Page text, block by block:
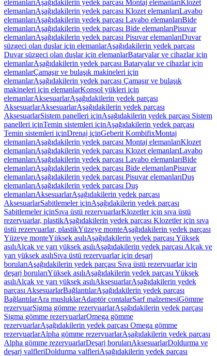
elemanlarıAşağıdakilerin yedek parçası Montaj elemanlarıKlozet
elemanlarıAşağıdakilerin yedek parçası Klozet elemanlarıLavabo
elemanlarıAşağıdakilerin yedek parçası Lavabo elemanlarıBide
elemanlarıAşağıdakilerin yedek parçası Bide elemanlarıPisuvar
elemanlarıAşağıdakilerin yedek parçası Pisuvar elemanlarıDuvar
süzgeci olan duşlar için elemanlarAşağıdakilerin yedek parçası
Duvar süzgeci olan duşlar için elemanlarBataryalar ve cihazlar için
elemanlarAşağıdakilerin yedek parçası Bataryalar ve cihazlar için
elemanlarÇamaşır ve bulaşık makineleri için
elemanlarAşağıdakilerin yedek parçası Çamaşır ve bulaşık
makineleri için elemanlarKonsol yükleri için
elemanlarAksesuarlarAşağıdakilerin yedek parçası
AksesuarlarAksesuarlarAşağıdakilerin yedek parçası
AksesuarlarSistem panelleri içinAşağıdakilerin yedek parçası Sistem
panelleri içinTemin sistemleri içinAşağıdakilerin yedek parçası
Temin sistemleri içinDrenaj içinGeberit KombifixMontaj
elemanlarıAşağıdakilerin yedek parçası Montaj elemanlarıKlozet
elemanlarıAşağıdakilerin yedek parçası Klozet elemanlarıLavabo
elemanlarıAşağıdakilerin yedek parçası Lavabo elemanlarıBide
elemanlarıAşağıdakilerin yedek parçası Bide elemanlarıPisuvar
elemanlarıAşağıdakilerin yedek parçası Pisuvar elemanlarıDuş
elemanlarıAşağıdakilerin yedek parçası Duş
elemanlarıAksesuarlarAşağıdakilerin yedek parçası
AksesuarlarSabitlemeler içinAşağıdakilerin yedek parçası
Sabitlemeler içinSıva üstü rezervuarlarKlozetler için sıva üstü
rezervuarlar, plastikAşağıdakilerin yedek parçası Klozetler için sıva
üstü rezervuarlar, plastikYüzeye monteAşağıdakilerin yedek parçası
Yüzeye monteYüksek asılıAşağıdakilerin yedek parçası Yüksek
asılıAlçak ve yarı yüksek asılıAşağıdakilerin yedek parçası Alçak ve
yarı yüksek asılıSıva üstü rezervuarlar için deşarj
borularıAşağıdakilerin yedek parçası Sıva üstü rezervuarlar için
deşarj borularıYüksek asılıAşağıdakilerin yedek parçası Yüksek
asılıAlçak ve yarı yüksek asılıAksesuarlarAşağıdakilerin yedek
parçası AksesuarlarBağlantılarAşağıdakilerin yedek parçası
BağlantılarAra musluklarAdaptör contalarSarf malzemesiGömme
rezervuarSigma gömme rezervuarlarAşağıdakilerin yedek parçası
Sigma gömme rezervuarlarOmega gömme
rezervuarlarAşağıdakilerin yedek parçası Omega gömme
rezervuarlarAlpha gömme rezervuarlarAşağıdakilerin yedek parçası
Alpha gömme rezervuarlarDeşarj borularıAksesuarlarDoldurma ve
deşarj valfleriDoldurma valfleriAşağıdakilerin yedek parçası